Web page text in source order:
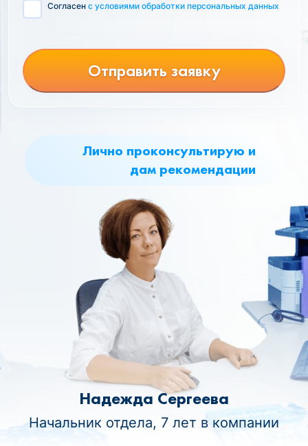
Лично проконсультирую и
дам рекомендации
Надежда Сергеева
Начальник отдела, 7 лет в компании
Согласен с условиями обработки персональных данных
Отправить заявку